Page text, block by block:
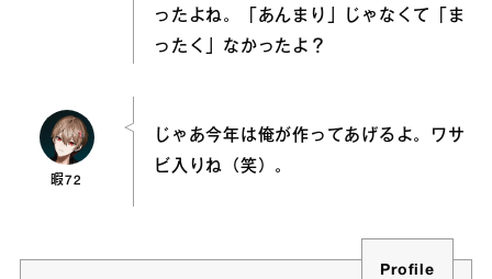
ったよね。「あんまり」じゃなくて「ま
ったく」なかったよ？
暇72
じゃあ今年は俺が作ってあげるよ。ワサ
ビ入りね（笑）。
Profile